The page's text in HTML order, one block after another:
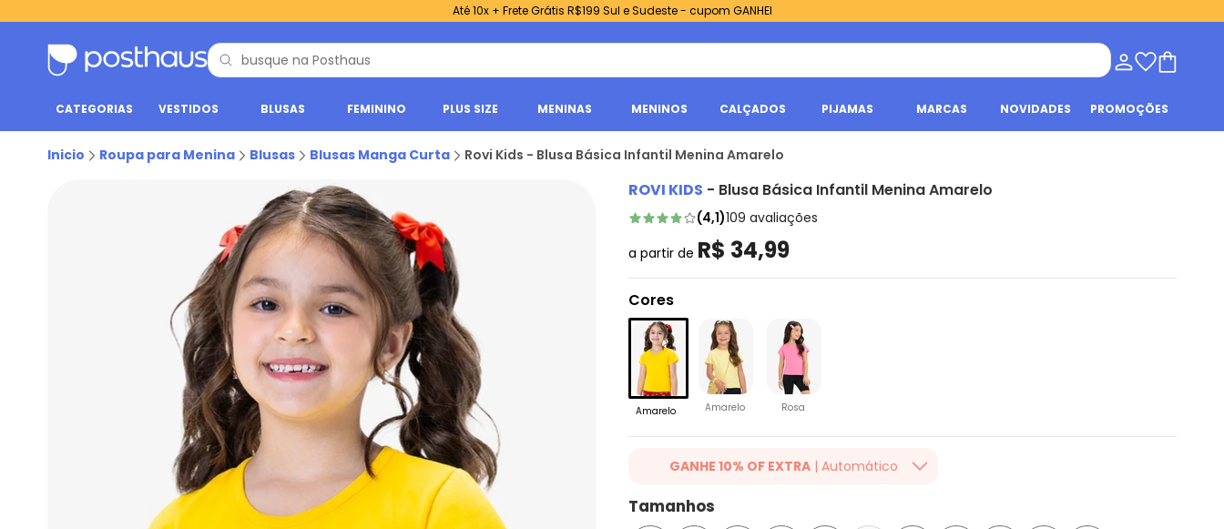
Até 10x + Frete Grátis R$199 Sul e Sudeste - cupom GANHEI
CATEGORIAS VESTIDOS BLUSAS FEMININO PLUS SIZE MENINAS MENINOS CALÇADOS PIJAMAS MARCAS NOVIDADES PROMOÇÕES
Inicio Roupa para Menina Blusas Blusas Manga Curta Rovi Kids - Blusa Básica Infantil Menina Amarelo
ROVI KIDS - Blusa Básica Infantil Menina Amarelo
(4,1)109 avaliações
a partir de R$ 34,99
Cores
Amarelo Amarelo Rosa
GANHE 10% OF EXTRA | Automático
Ganhe 10% OFF em lista selecionada. Valido até
16/07/2026. Desconto aplicado na finalização da
Tamanhos